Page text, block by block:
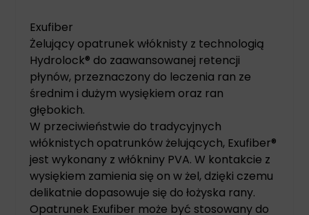
Exufiber
Żelujący opatrunek włóknisty z technologią
Hydrolock® do zaawansowanej retencji
płynów, przeznaczony do leczenia ran ze
średnim i dużym wysiękiem oraz ran
głębokich.
W przeciwieństwie do tradycyjnych
włóknistych opatrunków żelujących, Exufiber®
jest wykonany z włókniny PVA. W kontakcie z
wysiękiem zamienia się on w żel, dzięki czemu
delikatnie dopasowuje się do łożyska rany.
Opatrunek Exufiber może być stosowany do